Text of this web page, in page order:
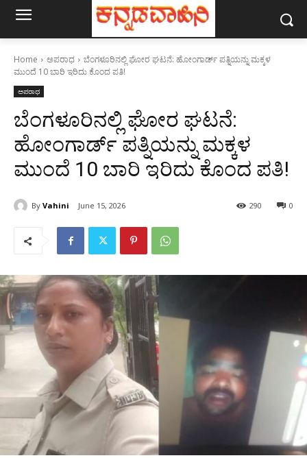
Home ಅಪರಾಧ
ಬೆಂಗಳೂರಿನಲ್ಲಿ ಘೋರ ಘಟನೆ: ಹೋಂಗಾರ್ಡ್ ಪತ್ನಿಯನ್ನು ಮಕ್ಕಳ
ಮುಂದೆ 10 ಬಾರಿ ಇರಿದು ಕೊಂದ ಪತಿ!
ಅಪರಾಧ
ಬೆಂಗಳೂರಿನಲ್ಲಿ ಘೋರ ಘಟನೆ:
ಹೋಂಗಾರ್ಡ್ ಪತ್ನಿಯನ್ನು ಮಕ್ಕಳ
ಮುಂದೆ 10 ಬಾರಿ ಇರಿದು ಕೊಂದ ಪತಿ!
By Vahini June 15, 2026 0
290